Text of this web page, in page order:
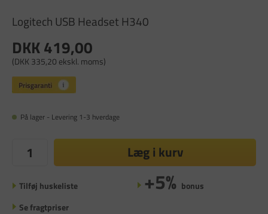
Logitech USB Headset H340
DKK 419,00
(DKK 335,20 ekskl. moms)
På lager - Levering 1-3 hverdage
Læg i kurv
Tilføj huskeliste +5% bonus
Se fragtpriser